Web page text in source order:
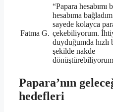
Fatma G.
“Papara hesabımı
hesabıma
sayede kolayca
çekebiliyorum.
duyduğumda hızlı
şekilde nakde
Papara’nın
hedefleri